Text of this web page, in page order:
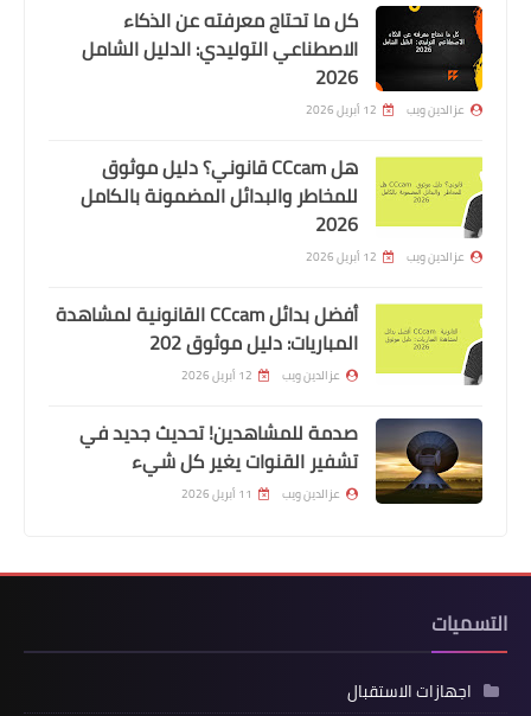
كل ما تحتاج معرفته عن الذكاء
الاصطناعي التوليدي: الدليل الشامل
2026
عزالدين ويب 12 أبريل 2026
هل CCcam قانوني؟ دليل موثوق
للمخاطر والبدائل المضمونة بالكامل
2026
عزالدين ويب 12 أبريل 2026
أفضل بدائل CCcam القانونية لمشاهدة
المباريات: دليل موثوق 202
عزالدين ويب 12 أبريل 2026
صدمة للمشاهدين! تحديث جديد في
تشفير القنوات يغير كل شيء
عزالدين ويب 11 أبريل 2026
التسميات
اجهازات الاستقبال